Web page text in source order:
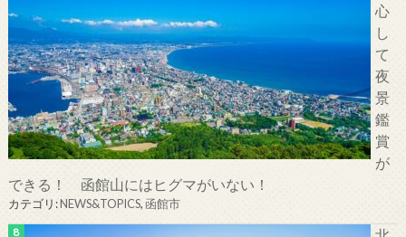
心
し
て
夜
景
鑑
賞
が
できる！ 函館山にはヒグマがいない！
カテゴリ:NEWS&TOPICS,函館市